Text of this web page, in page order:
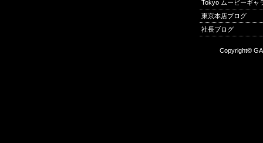
Tokyo ムービーギャ
東京本店ブログ
社長ブログ
Copyright©